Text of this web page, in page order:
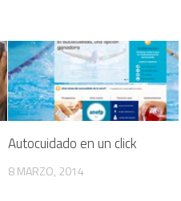
Autocuidado en un click
8 MARZO, 2014